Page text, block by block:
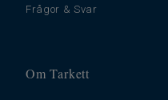
Frågor & Svar
Om Tarkett